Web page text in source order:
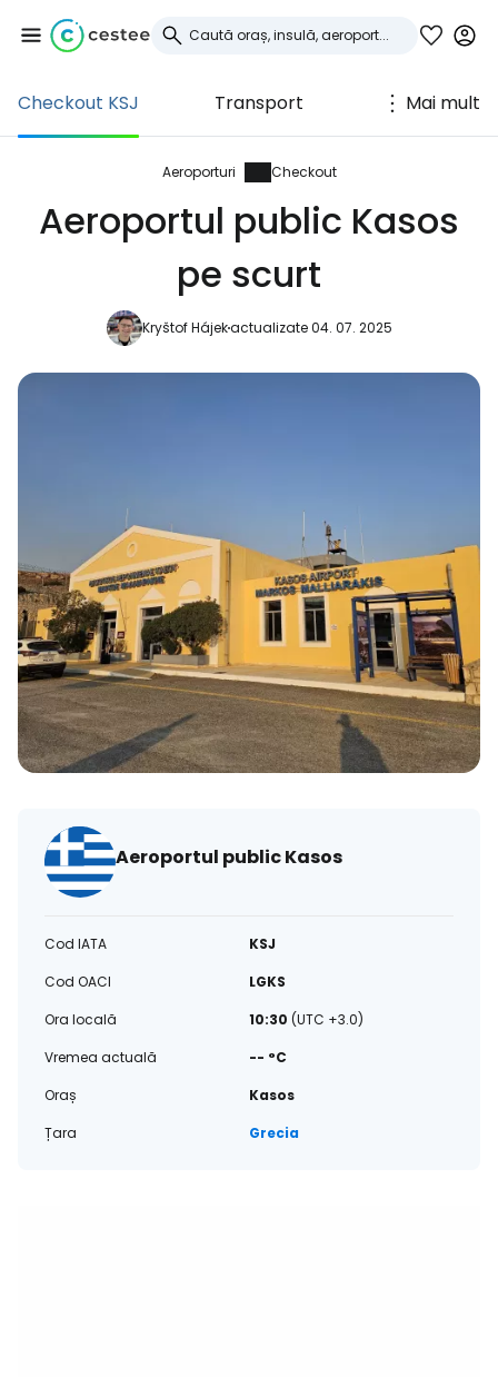
Checkout KSJ Transport Mai mult
Aeroporturi Checkout
Aeroportul public Kasos
pe scurt
Kryštof Hájekactualizate 04. 07. 2025
Aeroportul public Kasos
Cod IATA
KSJ
Cod OACI
LGKS
Ora locală
10:30 (UTC +3.0)
Vremea actuală
-- °C
Oraș
Kasos
Țara
Grecia
Conectați-vă la
Cestee
... comunitatea mondială a călătorilor
Continuați cu Google